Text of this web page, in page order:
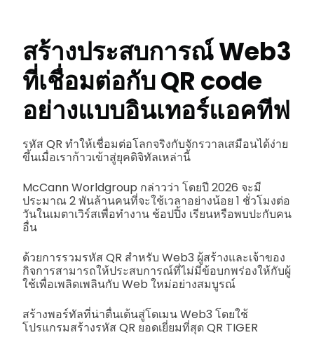
สร้างประสบการณ์ Web3
ที่เชื่อมต่อกับ QR code
อย่างแบบอินเทอร์แอคทีฟ
รหัส QR ทำให้เชื่อมต่อโลกจริงกับจักรวาลเสมือนได้ง่าย
ขึ้นเมื่อเราก้าวเข้าสู่ยุคดิจิทัลเหล่านี้
McCann Worldgroup กล่าวว่า โดยปี 2026 จะมี
ประมาณ 2 พันล้านคนที่จะใช้เวลาอย่างน้อย 1 ชั่วโมงต่อ
วันในเมตาเวิร์สเพื่อทำงาน ช้อปปิ้ง เรียนหรือพบปะกับคน
อื่น
ด้วยการรวมรหัส QR สำหรับ Web3 ผู้สร้างและเจ้าของ
กิจการสามารถให้ประสบการณ์ที่ไม่มีข้อบกพร่องให้กับผู้
ใช้เพื่อเพลิดเพลินกับ Web ใหม่อย่างสมบูรณ์
สร้างพอร์ทัลที่น่าตื่นเต้นสู่โดเมน Web3 โดยใช้
โปรแกรมสร้างรหัส QR ยอดเยี่ยมที่สุด QR TIGER